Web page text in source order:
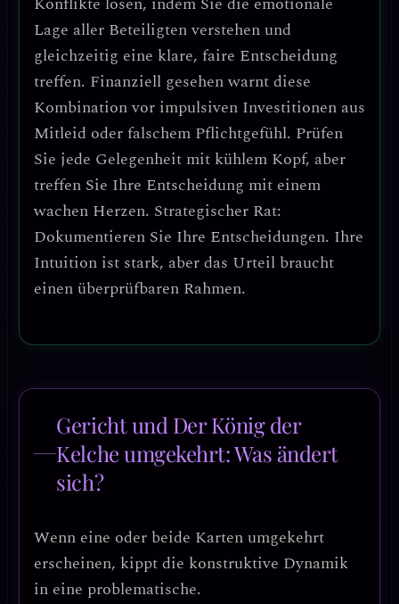
Lage aller Beteiligten verstehen und
gleichzeitig eine klare, faire Entscheidung
treffen. Finanziell gesehen warnt diese
Kombination vor impulsiven Investitionen aus
Mitleid oder falschem Pflichtgefühl. Prüfen
Sie jede Gelegenheit mit kühlem Kopf, aber
treffen Sie Ihre Entscheidung mit einem
wachen Herzen. Strategischer Rat:
Dokumentieren Sie Ihre Entscheidungen. Ihre
Intuition ist stark, aber das Urteil braucht
einen überprüfbaren Rahmen.
Gericht und Der König der
Kelche umgekehrt: Was ändert
sich?
Wenn eine oder beide Karten umgekehrt
erscheinen, kippt die konstruktive Dynamik
in eine problematische.